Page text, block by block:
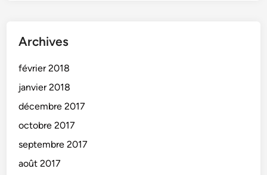
Archives
février 2018
janvier 2018
décembre 2017
octobre 2017
septembre 2017
août 2017